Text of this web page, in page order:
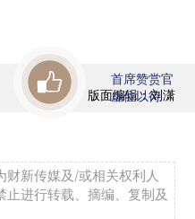
版面编辑：刘潇
首席赞赏官
虚位以待
财新传媒及/或相关权利人
进行转载、摘编、复制及